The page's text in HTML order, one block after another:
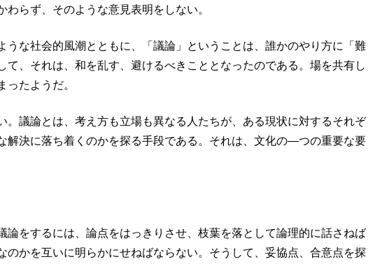
らず、そのような意見表明をしない。
な社会的風潮とともに、「議論」ということは、誰かのやり方に「難
、それは、和を乱す、避けるべきこととなったのである。場を共有し
たようだ。
議論とは、考え方も立場も異なる人たちが、ある現状に対するそれぞ
決に落ち着くのかを探る手段である。それは、文化の―つの重要な要
をするには、論点をはっきりさせ、枝葉を落として論理的に話さねば
かを互いに明らかにせねばならない。そうして、妥協点、合意点を探